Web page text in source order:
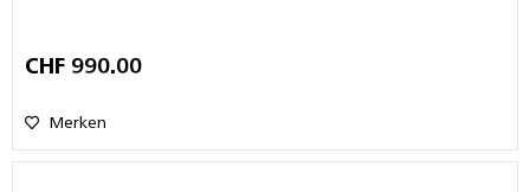
CHF 990.00
Merken